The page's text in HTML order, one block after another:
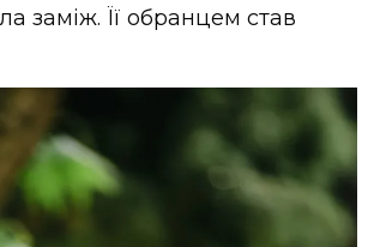
заміж. Її обранцем став